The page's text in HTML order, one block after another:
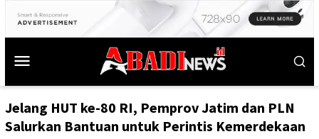
Jelang HUT ke-80 RI, Pemprov Jatim dan PLN
Salurkan Bantuan untuk Perintis Kemerdekaan